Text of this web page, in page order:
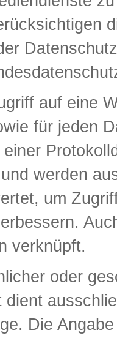
auf eine
für jeden
werden
um
verknüpft.
oder
dient
Die